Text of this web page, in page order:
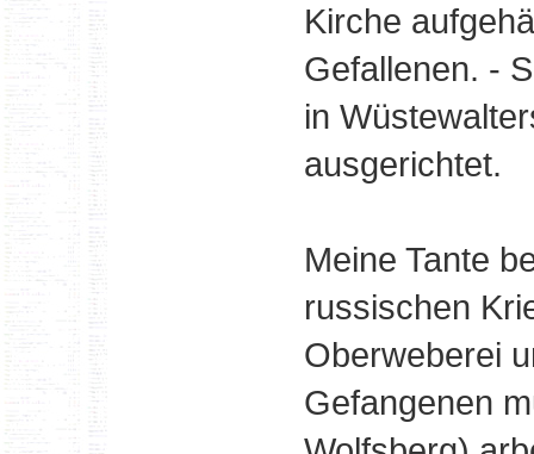
Kirche
Gefallenen. -
in
ausgerichtet.
Meine Tante
russischen
Oberweberei
Gefangenen